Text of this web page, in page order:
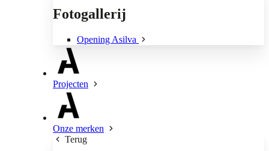
Fotogallerij
Opening Asilva
Projecten
Onze merken
Terug